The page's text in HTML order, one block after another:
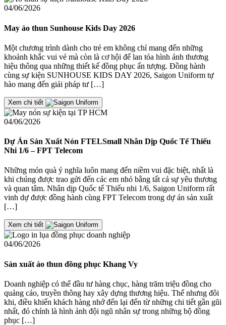
04/06/2026
May áo thun Sunhouse Kids Day 2026
Một chương trình dành cho trẻ em không chỉ mang đến những
khoảnh khắc vui vẻ mà còn là cơ hội để lan tỏa hình ảnh thương
hiệu thông qua những thiết kế đồng phục ấn tượng. Đồng hành
cùng sự kiện SUNHOUSE KIDS DAY 2026, Saigon Uniform tự
hào mang đến giải pháp tư […]
Xem chi tiết
04/06/2026
Dự Án Sản Xuất Nón FTELSmall Nhân Dịp Quốc Tế Thiếu
Nhi 1/6 – FPT Telecom
Những món quà ý nghĩa luôn mang đến niềm vui đặc biệt, nhất là
khi chúng được trao gửi đến các em nhỏ bằng tất cả sự yêu thương
và quan tâm. Nhân dịp Quốc tế Thiếu nhi 1/6, Saigon Uniform rất
vinh dự được đồng hành cùng FPT Telecom trong dự án sản xuất
[…]
Xem chi tiết
04/06/2026
Sản xuất áo thun đồng phục Khang Vy
Doanh nghiệp có thể đầu tư hàng chục, hàng trăm triệu đồng cho
quảng cáo, truyền thông hay xây dựng thương hiệu. Thế nhưng đôi
khi, điều khiến khách hàng nhớ đến lại đến từ những chi tiết gần gũi
nhất, đó chính là hình ảnh đội ngũ nhân sự trong những bộ đồng
phục […]